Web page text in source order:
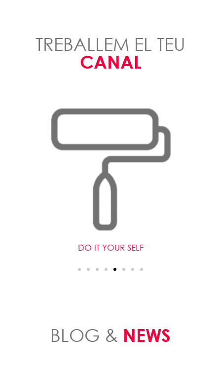
TREBALLEM EL TEU
CANAL
DO IT YOUR SELF
BLOG & NEWS